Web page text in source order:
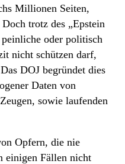
Millionen Seiten,
trotz des „Epstein
oder politisch
nicht schützen darf,
DOJ begründet dies
Daten von
sowie laufenden
Opfern, die nie
einigen Fällen nicht